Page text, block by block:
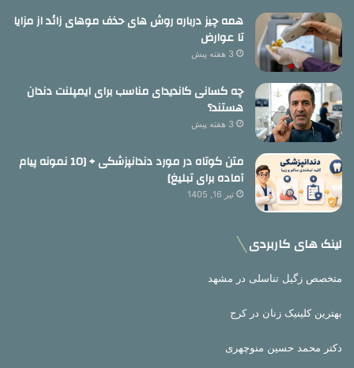
همه چیز درباره روش های حذف موهای زائد از مزایا
تا عوارض
3 هفته پیش
چه کسانی کاندیدای مناسب برای ایمپلنت دندان
هستند؟
3 هفته پیش
متن کوتاه در مورد دندانپزشکی + [10 نمونه پیام
آماده برای تبلیغ]
تیر 16, 1405
لینک های کاربردی
متخصص زگیل تناسلی در مشهد
بهترین کلینیک زنان در کرج
دکتر محمد حسین منوچهری